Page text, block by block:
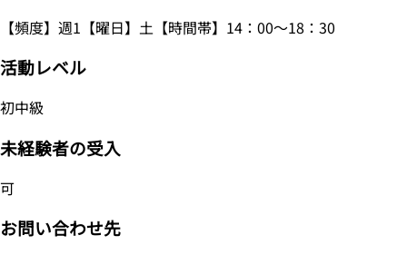
【頻度】週1【曜日】土【時間帯】14：00～18：30
活動レベル
初中級
未経験者の受入
可
お問い合わせ先